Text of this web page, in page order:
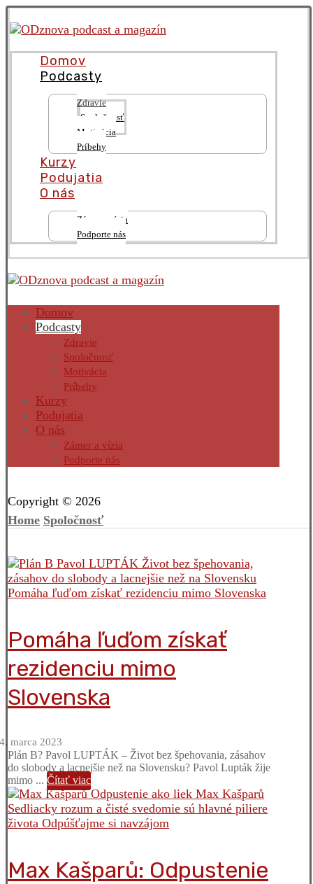
Domov
Podcasty
Zdravie
Spoločnosť
Motivácia
Príbehy
Kurzy
Podujatia
O nás
Zámer a vízia
Podporte nás
Domov
Podcasty
Zdravie
Spoločnosť
Motivácia
Príbehy
Kurzy
Podujatia
O nás
Zámer a vízia
Podporte nás
Copyright © 2026
Home Spoločnosť
Pomáha ľuďom získať
rezidenciu mimo
Slovenska
4. marca 2023
Plán B? Pavol LUPTÁK – Život bez špehovania, zásahov
do slobody a lacnejšie než na Slovensku? Pavol Lupták žije
mimo ... Čítať viac
Max Kašparů: Odpustenie